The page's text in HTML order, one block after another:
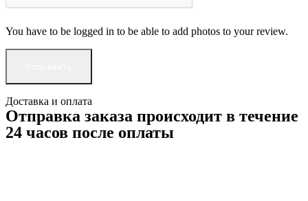
You have to be logged in to be able to add photos to your review.
Доставка и оплата
Отправка заказа происходит в течение
24 часов после оплаты